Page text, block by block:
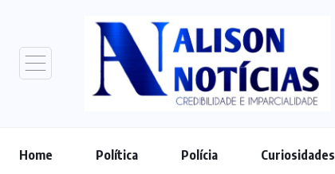
Home Política Polícia Curiosidades